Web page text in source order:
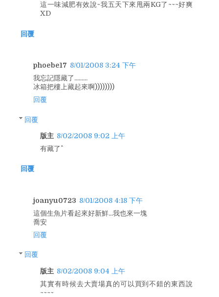
這一味減肥有效說~我五天下來甩兩KG了~~~好爽
XD
回覆
phoebe17 8/01/2008 3:24 下午
我忘記隱藏了.........
冰箱把樓上藏起來啊))))))))
回覆
回覆
版主 8/02/2008 9:02 上午
有藏了^^
回覆
joanyu0723 8/01/2008 4:18 下午
這個生魚片看起來好新鮮...我也來一塊
喬安
回覆
回覆
版主 8/02/2008 9:04 上午
其實有時候去大賣場真的可以買到不錯的東西說
~~~~